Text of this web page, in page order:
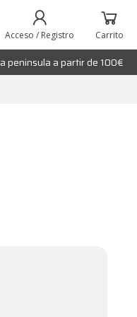
Acceso / Registro Carrito
a peninsula a partir de 100€
Añadir al carrito